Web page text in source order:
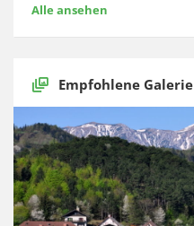
Alle ansehen
Empfohlene Galerie